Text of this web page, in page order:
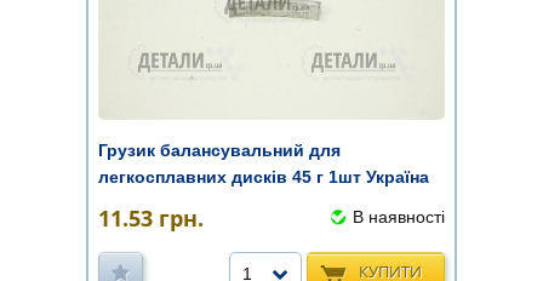
Грузик балансувальний для
легкосплавних дисків 45 г 1шт Україна
11.53 грн. В наявності
КУПИТИ
1